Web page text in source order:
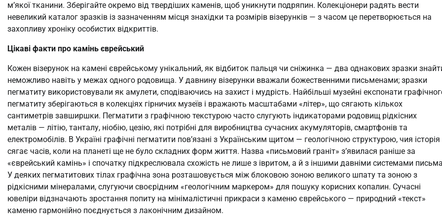
м’якої тканини. Зберігайте окремо від твердіших каменів, щоб уникнути подряпин. Колекціонери радять вести
невеликий каталог зразків із зазначенням місця знахідки та розмірів візерунків — з часом це перетворюється на
захопливу хроніку особистих відкриттів.
Цікаві факти про камінь єврейський
Кожен візерунок на камені єврейському унікальний, як відбиток пальця чи сніжинка — два однакових зразки
неможливо навіть у межах одного родовища. У давнину візерунки вважали божественними письменами; зразки
пегматиту використовували як амулети, сподіваючись на захист і мудрість. Найбільші музейні експонати
пегматиту зберігаються в колекціях гірничих музеїв і вражають масштабами «літер», що сягають кількох
сантиметрів завширшки. Пегматити з графічною текстурою часто слугують індикаторами родовищ рідкісних
металів — літію, танталу, ніобію, цезію, які потрібні для виробництва сучасних акумуляторів, смартфонів та
електромобілів. В Україні графічні пегматити пов’язані з Українським щитом — геологічною структурою, чия історія
сягає часів, коли на планеті ще не було складних форм життя. Назва «письмовий граніт» з’явилася раніше за
«єврейський камінь» і спочатку підкреслювала схожість не лише з івритом, а й з іншими давніми системами
У деяких пегматитових тілах графічна зона розташовується між блоковою зоною великого шпату та зоною з
рідкісними мінералами, слугуючи своєрідним «геологічним маркером» для пошуку корисних копалин. Сучасні
ювеліри відзначають зростання попиту на мінімалістичні прикраси з каменю єврейського — природний «текст»
каменю гармонійно поєднується з лаконічним дизайном.